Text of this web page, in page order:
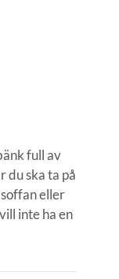
full av
du ska ta på
eller
inte ha en